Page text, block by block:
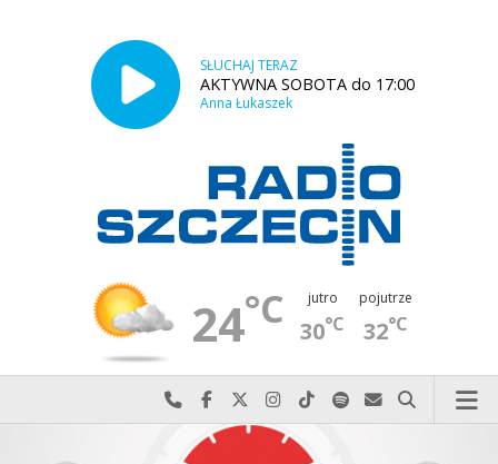
SŁUCHAJ TERAZ
AKTYWNA SOBOTA do 17:00
Anna Łukaszek
24°C jutro
30°C
pojutrze
32°C
Najlepiej po prostu do nas zadzwoń
Odwiedź nas na Facebook-u
Odwiedź nas na X
Odwiedź nas na Instagram-ie
Odwiedź nas na TikTok-u
Szukaj nas na Spotify
Wyślij do nas
Szukaj